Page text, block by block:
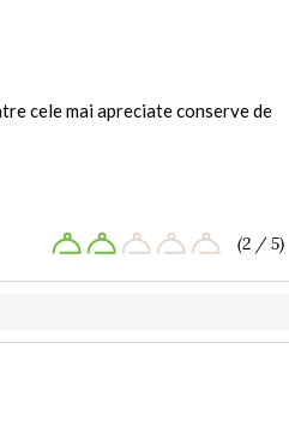
cele mai apreciate conserve de
(2 / 5)